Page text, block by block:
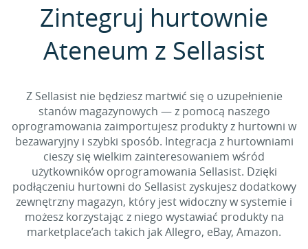
Zintegruj hurtownie
Ateneum z Sellasist
Z Sellasist nie będziesz martwić się o uzupełnienie
stanów magazynowych — z pomocą naszego
oprogramowania zaimportujesz produkty z hurtowni w
bezawaryjny i szybki sposób. Integracja z hurtowniami
cieszy się wielkim zainteresowaniem wśród
użytkowników oprogramowania Sellasist. Dzięki
podłączeniu hurtowni do Sellasist zyskujesz dodatkowy
zewnętrzny magazyn, który jest widoczny w systemie i
możesz korzystając z niego wystawiać produkty na
marketplace’ach takich jak Allegro, eBay, Amazon.